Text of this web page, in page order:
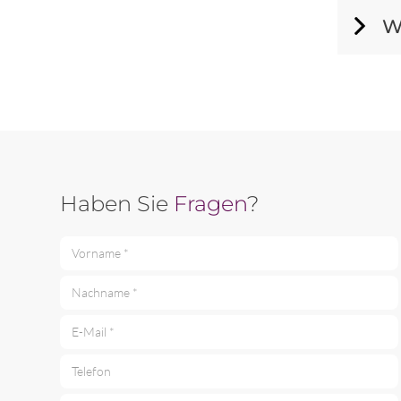
Haben Sie Fragen?
Vorname *
Nachname *
E-Mail *
Telefon